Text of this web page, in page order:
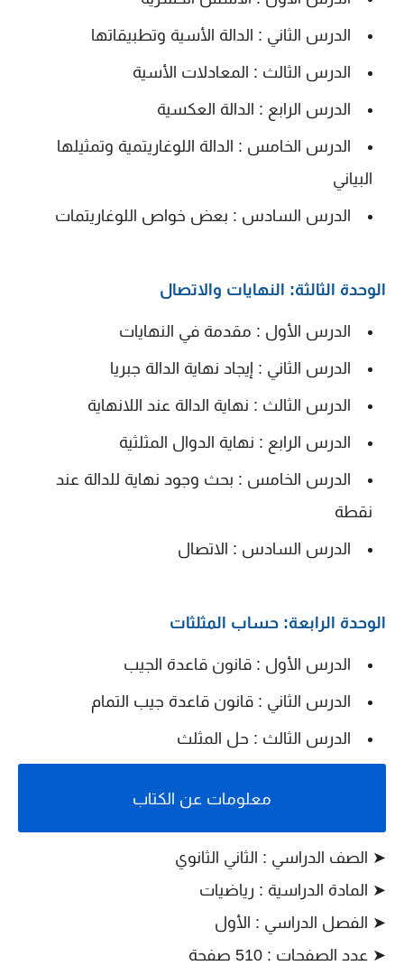
الدرس الثاني : الدالة الأسية وتطبيقاتها
الدرس الثالث : المعادلات الأسية
الدرس الرابع : الدالة العكسية
الدرس الخامس : الدالة اللوغاريتمية وتمثيلها
البياني
الدرس السادس : بعض خواص اللوغاريتمات
الوحدة الثالثة: النهايات والاتصال
الدرس الأول : مقدمة في النهايات
الدرس الثاني : إيجاد نهاية الدالة جبريا
الدرس الثالث : نهاية الدالة عند اللانهاية
الدرس الرابع : نهاية الدوال المثلثية
الدرس الخامس : بحث وجود نهاية للدالة عند
نقطة
الدرس السادس : الاتصال
الوحدة الرابعة: حساب المثلثات
الدرس الأول : قانون قاعدة الجيب
الدرس الثاني : قانون قاعدة جيب التمام
الدرس الثالث : حل المثلث
معلومات عن الكتاب
➤ الصف الدراسي : الثاني الثانوي
➤ المادة الدراسية : رياضيات
➤ الفصل الدراسي : الأول
➤ عدد الصفحات : 510 صفحة